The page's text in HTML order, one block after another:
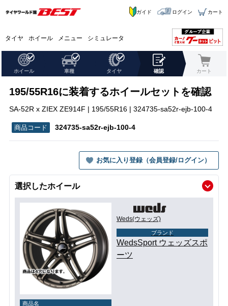
タイヤ ホイール メニュー シミュレータ
ガイド ログイン カート
ホイール 車種 タイヤ 確認 カート
195/55R16に装着するホイールセットを確認
SA-52R x ZIEX ZE914F | 195/55R16 | 324735-sa52r-ejb-100-4
324735-sa52r-ejb-100-4
お気に入り登録（会員登録/ログイン）
選択したホイール
Weds(ウェッズ)
ブランド
WedsSport ウェッズスポ
ーツ
商品名